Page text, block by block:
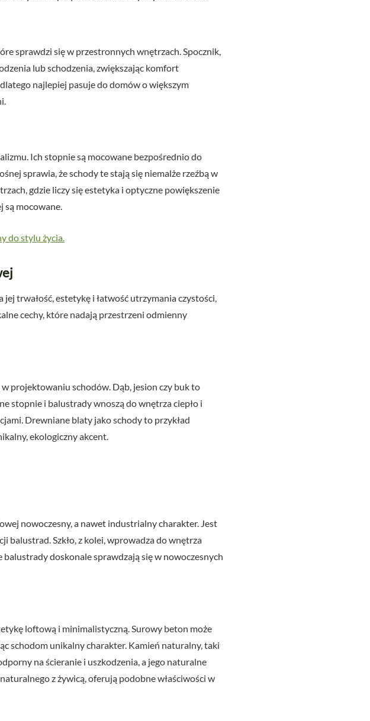
sprawdzi się w przestronnych wnętrzach. Spocznik,
lub schodzenia, zwiększając komfort
najlepiej pasuje do domów o większym
Ich stopnie są mocowane bezpośrednio do
sprawia, że schody te stają się niemalże rzeźbą w
gdzie liczy się estetyka i optyczne powiększenie
są mocowane.
do stylu życia.
trwałość, estetykę i łatwość utrzymania czystości,
cechy, które nadają przestrzeni odmienny
projektowaniu schodów. Dąb, jesion czy buk to
stopnie i balustrady wnoszą do wnętrza ciepło i
Drewniane blaty jako schody to przykład
ekologiczny akcent.
nowoczesny, a nawet industrialny charakter. Jest
balustrad. Szkło, z kolei, wprowadza do wnętrza
doskonale sprawdzają się w nowoczesnych
loftową i minimalistyczną. Surowy beton może
schodom unikalny charakter. Kamień naturalny, taki
na ścieranie i uszkodzenia, a jego naturalne
z żywicą, oferują podobne właściwości w